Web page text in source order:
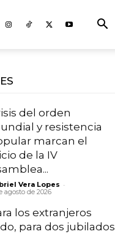
del orden
y resistencia
marcan el
de la IV
Vera Lopes -
agosto de 2026
los extranjeros
para dos jubilados